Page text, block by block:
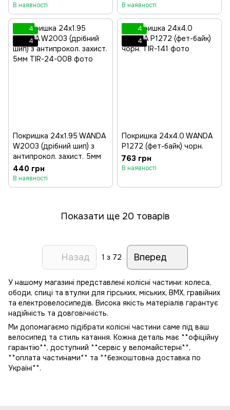
В наявності В наявності
4
4
Покришка 24x1.95 WANDA
W2003 (дрібний шип) з
антипрокол. захист. 5мм
440 грн
В наявності
4
4
Покришка 24x4.0 WANDA
P1272 (фет-байк) чорн.
763 грн
В наявності
Показати ще 20 товарів
Назад 1 з 72 Вперед
У нашому магазині представлені колісні частини: колеса,
ободи, спиці та втулки для гірських, міських, BMX, гравійних
та електровелосипедів. Висока якість матеріалів гарантує
надійність та довговічність.
Ми допомагаємо підібрати колісні частини саме під ваш
велосипед та стиль катання. Кожна деталь має **офіційну
гарантію**, доступний **сервіс у веломайстерні**,
**оплата частинами** та **безкоштовна доставка по
Україні**.